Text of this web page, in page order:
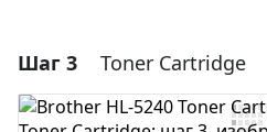
Добавить
Добавить
Шаг 3 Toner Cartridge